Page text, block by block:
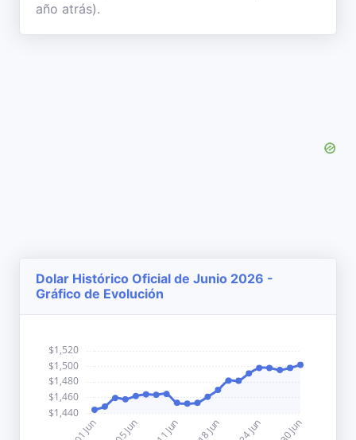
año atrás).
Dolar Histórico Oficial de Junio 2026 -
Gráfico de Evolución